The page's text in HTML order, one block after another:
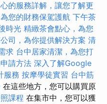
的服務詳解，讓您了解更
您的財務保駕護航 下午茶
時光 精緻茶會點心，為您
司，為你提供解決方案 清
求 台中居家清潔，為您打
請方法 深入了解Google
服務 按摩學徒實習 台中筋
在這些地方，您可以購買原
課程 在集市中，您可以獲